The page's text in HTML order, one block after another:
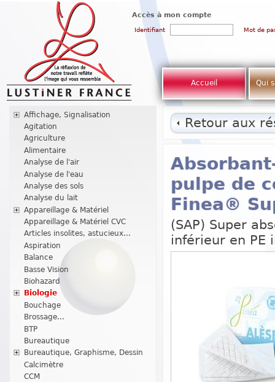
Accès à mon compte
Identifiant Mot de
Accueil Qui
Affichage, Signalisation
Agitation
Agriculture
Alimentaire
Analyse de l'air
Analyse de l'eau
Analyse des sols
Analyse du lait
Appareillage & Matériel
Appareillage & Matériel CVC
Articles insolites, astucieux...
Aspiration
Balance
Basse Vision
Biohazard
Biologie
Bouchage
Brossage...
BTP
Bureautique
Bureautique, Graphisme, Dessin
Calcimètre
CCM
Retour aux
pulpe de
Finea®
(SAP) Super
inférieur en PE